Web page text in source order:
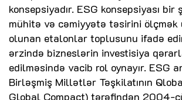
konsepsiyadır. ESG konsepsiyası
mühitə və cəmiyyətə təsirini ölçmək
olunan etalonlar toplusunu ifadə
ərzində bizneslərin investisiya
edilməsində vacib rol oynayır. ESG
Birləşmiş Millətlər Təşkilatının
Global Compact) tərəfindən 2004-